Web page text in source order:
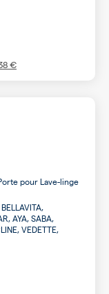
€
pour Lave-linge
BELLAVITA,
AYA, SABA,
VEDETTE,